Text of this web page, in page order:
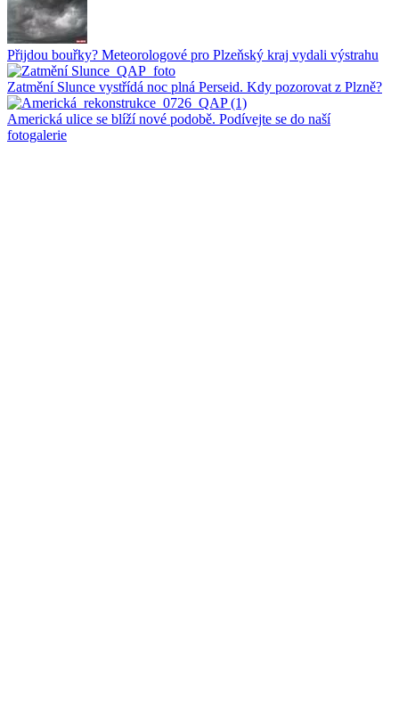
Přijdou bouřky? Meteorologové pro Plzeňský kraj vydali výstrahu
Zatmění Slunce vystřídá noc plná Perseid. Kdy pozorovat z Plzně?
Americká ulice se blíží nové podobě. Podívejte se do naší
fotogalerie